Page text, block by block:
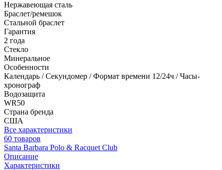
Нержавеющая сталь
Браслет/ремешок
Стальной браслет
Гарантия
2 года
Стекло
Минеральное
Особенности
Календарь / Секундомер / Формат времени 12/24ч / Часы-
хронограф
Водозащита
WR50
Страна бренда
США
Все характеристики
60 товаров
Santa Barbara Polo & Racquet Club
Описание
Характеристики